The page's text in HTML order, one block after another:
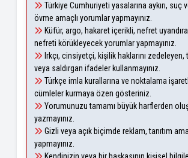
Türkiye Cumhuriyeti yasalarına aykırı, suç
övme amaçlı yorumlar yapmayınız.
Küfür, argo, hakaret içerikli, nefret
nefreti körükleyecek yorumlar yapmayınız.
Irkçı, cinsiyetçi, kişilik haklarını zedeleyen,
veya saldırgan ifadeler kullanmayınız.
Türkçe imla kurallarına ve noktalama
cümleler kurmaya özen gösteriniz.
Yorumunuzu tamamı büyük harflerden
yazmayınız.
Gizli veya açık biçimde reklam, tanıtım
yapmayınız.